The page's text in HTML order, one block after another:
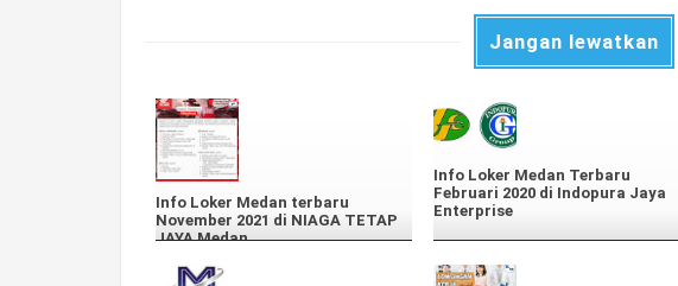
Jangan lewatkan
Info Loker Medan terbaru
November 2021 di NIAGA TETAP
JAYA Medan
Info Loker Medan Terbaru
Februari 2020 di Indopura Jaya
Enterprise